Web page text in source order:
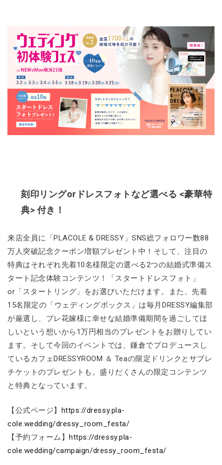
刻印リングorドレスフォトなど選べる <豪華特
典> 付き！
来店全員に「PLACOLE & DRESSY」SNS総フォロワー数88
万人突破記念クーポン増額プレゼント中！そして、注目の
特典はそれぞれ先着10名様限定の選べる2つの結婚式準備ス
タート記念体験コンテンツ！「スタートドレスフォト」
or「スタートリング」をお選びいただけます。また、先着
15名限定の「ウェディングボックス」は毎月DRESSY編集部
が厳選し、プレ花嫁様に幸せな結婚準備期間を過ごしてほ
しいという想いから1万円相当のプレゼントをお贈りしてい
ます。そして今回のイベントでは、鎌倉でプロデュースし
ているカフェDRESSYROOM ＆ Teaの限定ドリンクとサブレ
チケットのプレゼントも。盛りだくさんの限定コンテンツ
と特典となっています。
【公式ページ】 https://dressy.pla-
cole.wedding/dressy_room_festa/
【予約フォーム】https://dressy.pla-
cole.wedding/campaign/dressy_room_festa/